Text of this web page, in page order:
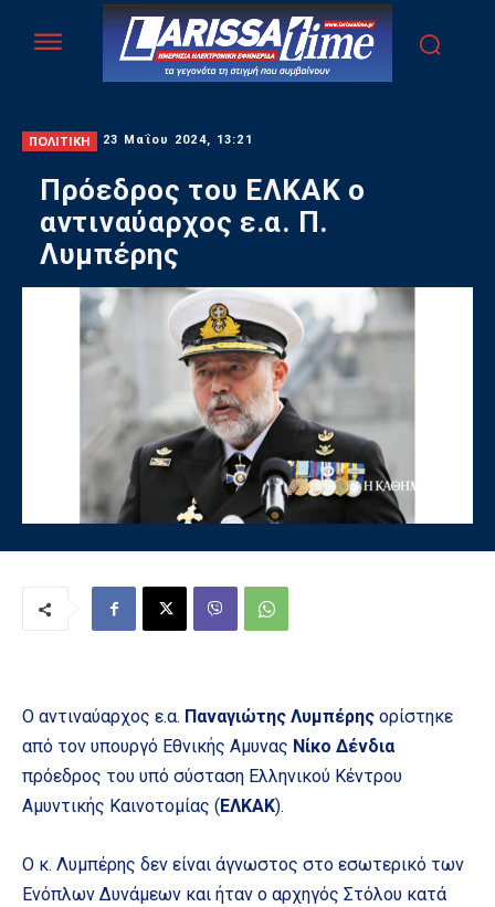
ΠΟΛΙΤΙΚΗ 23 Μαΐου 2024, 13:21
Πρόεδρος του ΕΛΚΑΚ ο
αντιναύαρχος ε.α. Π.
Λυμπέρης
O αντιναύαρχος ε.α. Παναγιώτης Λυμπέρης ορίστηκε
από τον υπουργό Εθνικής Αμυνας Νίκο Δένδια
πρόεδρος του υπό σύσταση Ελληνικού Κέντρου
Αμυντικής Καινοτομίας ( ΕΛΚΑΚ).
Ο κ. Λυμπέρης δεν είναι άγνωστος στο εσωτερικό των
Ενόπλων Δυνάμεων και ήταν ο αρχηγός Στόλου κατά